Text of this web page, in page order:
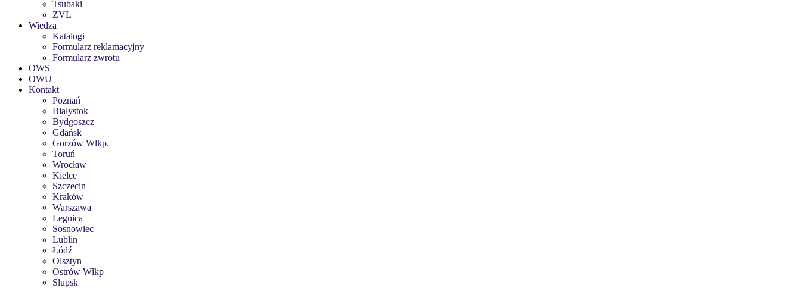
Tsubaki
ZVL
Wiedza
Katalogi
Formularz reklamacyjny
Formularz zwrotu
OWS
OWU
Kontakt
Poznań
Białystok
Bydgoszcz
Gdańsk
Gorzów Wlkp.
Toruń
Wrocław
Kielce
Szczecin
Kraków
Warszawa
Legnica
Sosnowiec
Lublin
Łódź
Olsztyn
Ostrów Wlkp
Slupsk